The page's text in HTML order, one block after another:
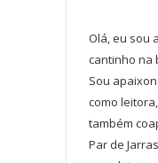
Olá, eu sou a
cantinho na
Sou
como
também
Par de